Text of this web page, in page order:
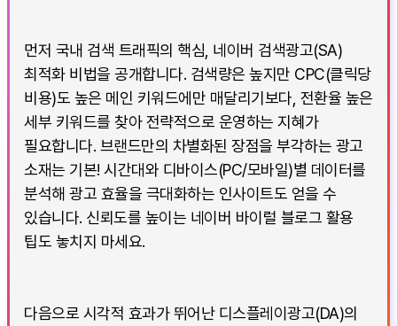
먼저 국내 검색 트래픽의 핵심, 네이버 검색광고(SA)
최적화 비법을 공개합니다. 검색량은 높지만 CPC(클릭당
비용)도 높은 메인 키워드에만 매달리기보다, 전환율 높은
세부 키워드를 찾아 전략적으로 운영하는 지혜가
필요합니다. 브랜드만의 차별화된 장점을 부각하는 광고
소재는 기본! 시간대와 디바이스(PC/모바일)별 데이터를
분석해 광고 효율을 극대화하는 인사이트도 얻을 수
있습니다. 신뢰도를 높이는 네이버 바이럴 블로그 활용
팁도 놓치지 마세요.
다음으로 시각적 효과가 뛰어난 디스플레이광고(DA)의